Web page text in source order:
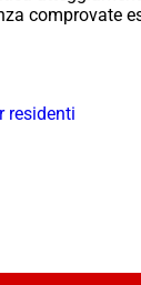
comprovate
residenti